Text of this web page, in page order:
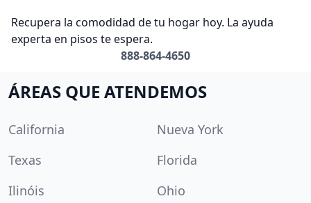
Recupera la comodidad de tu hogar hoy. La ayuda
experta en pisos te espera.
888-864-4650
ÁREAS QUE ATENDEMOS
California
Nueva York
Texas
Florida
Ilinóis
Ohio